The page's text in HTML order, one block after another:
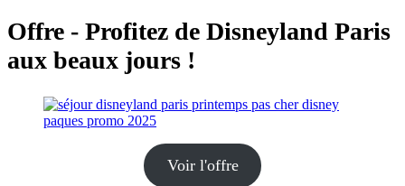
Offre - Profitez de Disneyland Paris
aux beaux jours !
Voir l'offre